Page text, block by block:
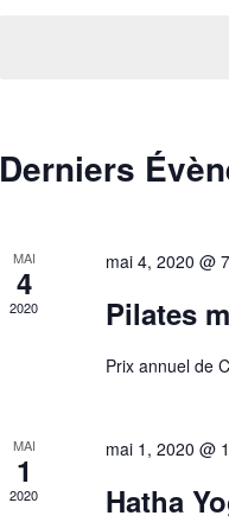
Derniers
MAI
4
2020
mai 4, 2020 @
Pilates
Prix annuel de
MAI
1
2020
mai 1, 2020 @
Hatha